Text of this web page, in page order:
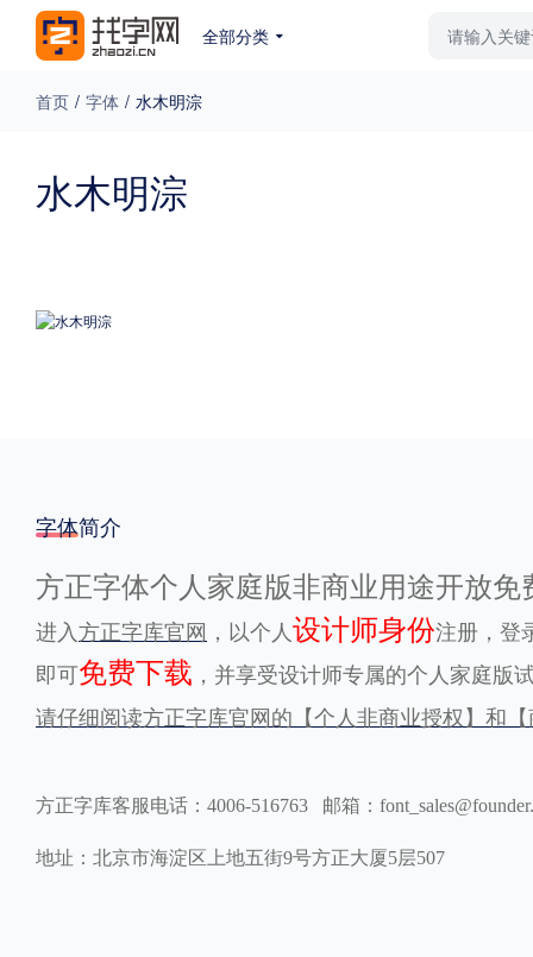
全部分类
免费下载 收费下载
格式
.TTF .OTF
地区
POP字体下载 字库打包下载 海报素材下载
首页 / 字体 / 水木明淙
水木明淙
字体简介
方正字体个人家庭版非商业用途开放免
进入 方正字库官网 ，以个人 设计师身份注册，登
即可免费下载 ，并享受设计师专属的个人家庭版
请仔细阅读方正字库官网的【个人非商业授权】和
方正字库客服电话：4006-516763 邮箱：
地址：北京市海淀区上地五街9号方正大厦5层507